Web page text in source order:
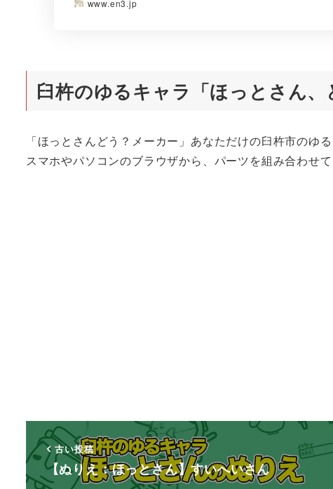
www.en3.jp
臼杵のゆるキャラ「ほっとさん、
「ほっとさんどう？メーカー」あなただけの臼杵市のゆ
スマホやパソコンのブラウザから、パーツを組み合わせ
古い投稿
【ぬりえ：ほっとさん】すいへいさん